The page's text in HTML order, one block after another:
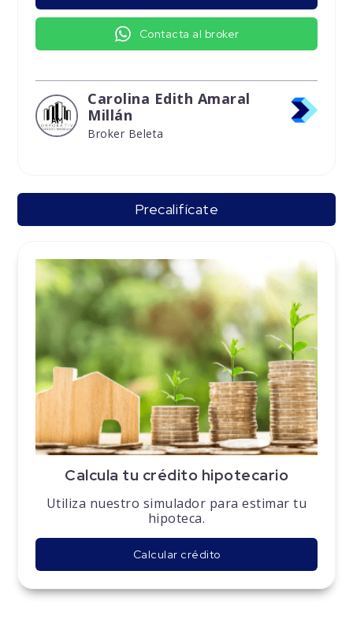
Contacta al broker
Carolina Edith Amaral
Millán
Broker Beleta
Precalifícate
Calcula tu crédito hipotecario
Utiliza nuestro simulador para estimar tu
hipoteca.
Calcular crédito